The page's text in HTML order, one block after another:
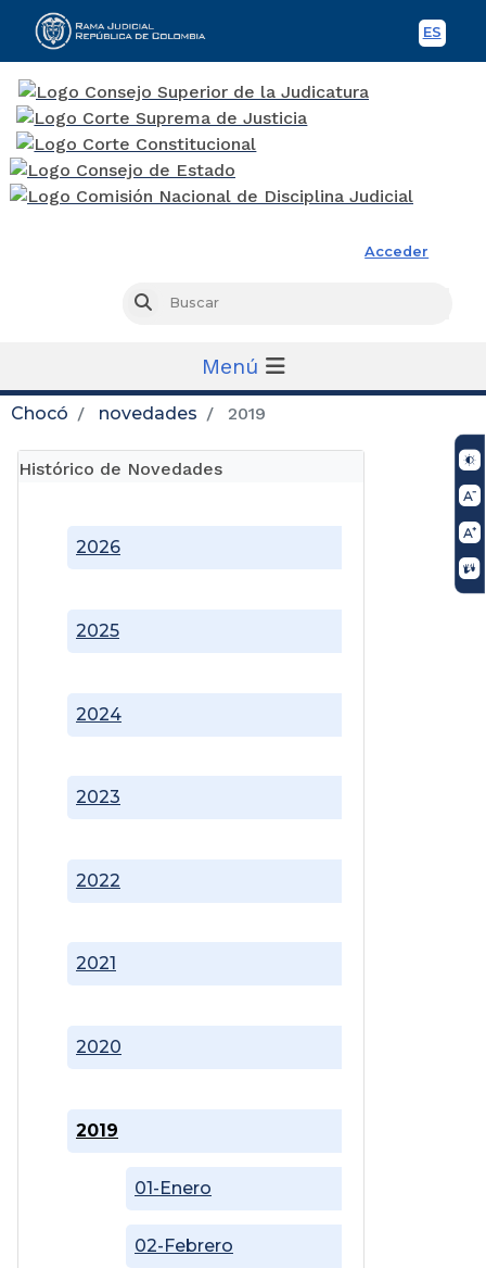
ES
Acceder
Buscar
Menú
Chocó novedades 2019
Histórico de Novedades
2019
01-Enero
02-Febrero
2020
2021
2022
2023
2024
2025
2026